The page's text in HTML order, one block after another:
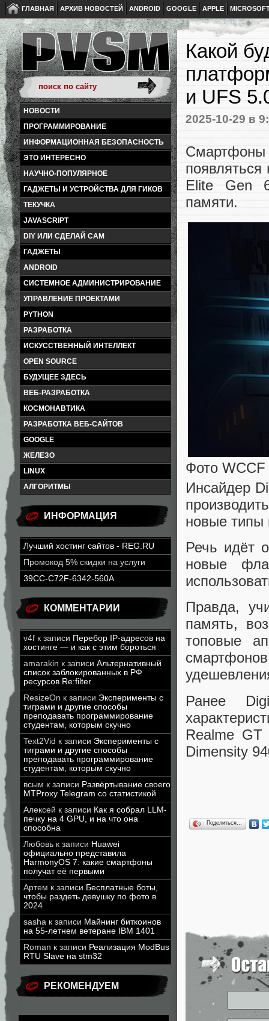
ГЛАВНАЯ АРХИВ НОВОСТЕЙ ANDROID GOOGLE APPLE
НОВОСТИ
ПРОГРАММИРОВАНИЕ
ИНФОРМАЦИОННАЯ БЕЗОПАСНОСТЬ
ЭТО ИНТЕРЕСНО
НАУЧНО-ПОПУЛЯРНОЕ
ГАДЖЕТЫ И УСТРОЙСТВА ДЛЯ ГИКОВ
ТЕКУЧКА
JAVASCRIPT
DIY ИЛИ СДЕЛАЙ САМ
ГАДЖЕТЫ
ANDROID
СИСТЕМНОЕ АДМИНИСТРИРОВАНИЕ
УПРАВЛЕНИЕ ПРОЕКТАМИ
PYTHON
РАЗРАБОТКА
ИСКУССТВЕННЫЙ ИНТЕЛЛЕКТ
OPEN SOURCE
БУДУЩЕЕ ЗДЕСЬ
ВЕБ-РАЗРАБОТКА
КОСМОНАВТИКА
РАЗРАБОТКА ВЕБ-САЙТОВ
GOOGLE
ЖЕЛЕЗО
LINUX
АЛГОРИТМЫ
ИНФОРМАЦИЯ
Лучший хостинг сайтов - REG.RU
Промокод 5% скидки на услуги
39CC-C72F-6342-560A
КОММЕНТАРИИ
v4f к записи Перебор IP-адресов на
хостинге — и как с этим бороться
amarakin к записи Альтернативный
список заблокированных в РФ
ресурсов Re:filter
ResizeOn к записи Эксперименты с
тиграми и другие способы
преподавать программирование
студентам, которым скучно
Text2Vid к записи Эксперименты с
тиграми и другие способы
преподавать программирование
студентам, которым скучно
всым к записи Развёртывание своего
MTProxy Telegram со статистикой
Алексей к записи Как я собрал LLM-
печку на 4 GPU, и на что она
способна
Любовь к записи Huawei
официально представила
HarmonyOS 7: какие смартфоны
получат её первыми
Артем к записи Бесплатные боты,
чтобы раздеть девушку по фото в
2024
sasha к записи Майнинг биткоинов
на 55-летнем ветеране IBM 1401
Roman к записи Реализация ModBus
RTU Slave на stm32
РЕКОМЕНДУЕМ
Какой
и UFS
2025-10-29 в
Смартфоны
Elite Gen
памяти.
Фото WCCF
Инсайдер
новые
Речь идёт
новые
Правда,
память,
топовые
Ранее
Realme
Dimensity
Поделиться…